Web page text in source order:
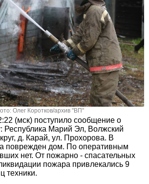
Олег Коротков/архив "ВП"
(мск) поступило сообщение о
Республика Марий Эл, Волжский
д. Карай, ул. Прохорова. В
поврежден дом. По оперативным
нет. От пожарно - спасательных
пожара привлекались 9
техники.